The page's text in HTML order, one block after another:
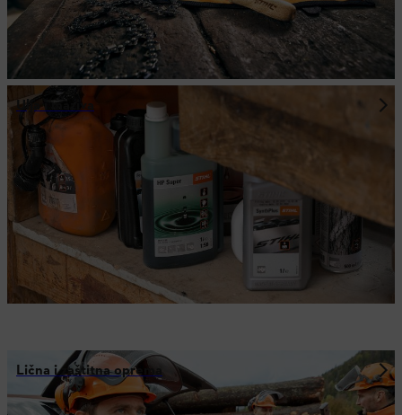
Ulja i maziva
Lična i zaštitna oprema